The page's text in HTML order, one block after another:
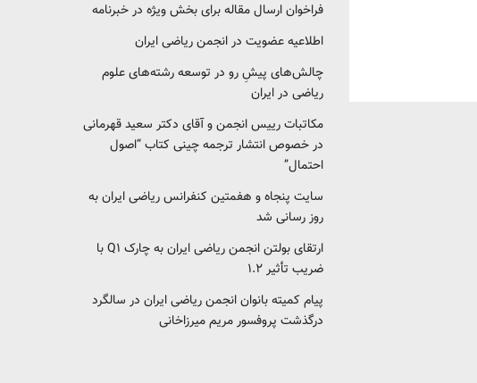
فراخوان ارسال مقاله برای بخش ویژه در خبرنامه
اطلاعیه عضویت در انجمن ریاضی ایران
چالش‌های پیشِ رو در توسعه رشته‌های علوم
ریاضی در ایران
مکاتبات رییس انجمن و آقای دکتر سعید قهرمانی
در خصوص انتشار ترجمه چینی کتاب “اصول
احتمال”
سایت پنجاه و هفمتین کنفرانس ریاضی ایران به
روز رسانی شد
ارتقای بولتن انجمن ریاضی ایران به چارک Q1 با
ضریب تأثیر ۱.۲
پیام کمیته بانوان انجمن ریاضی ایران در سالگرد
درگذشت پروفسور مریم میرزاخانی